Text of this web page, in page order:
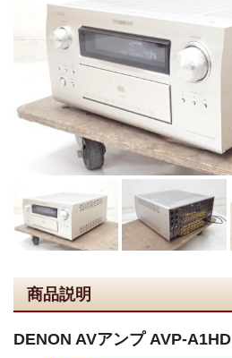
商品説明
DENON AVアンプ AVP-A1HD